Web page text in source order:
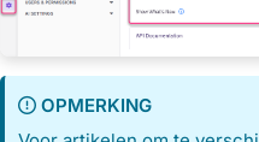
OPMERKING